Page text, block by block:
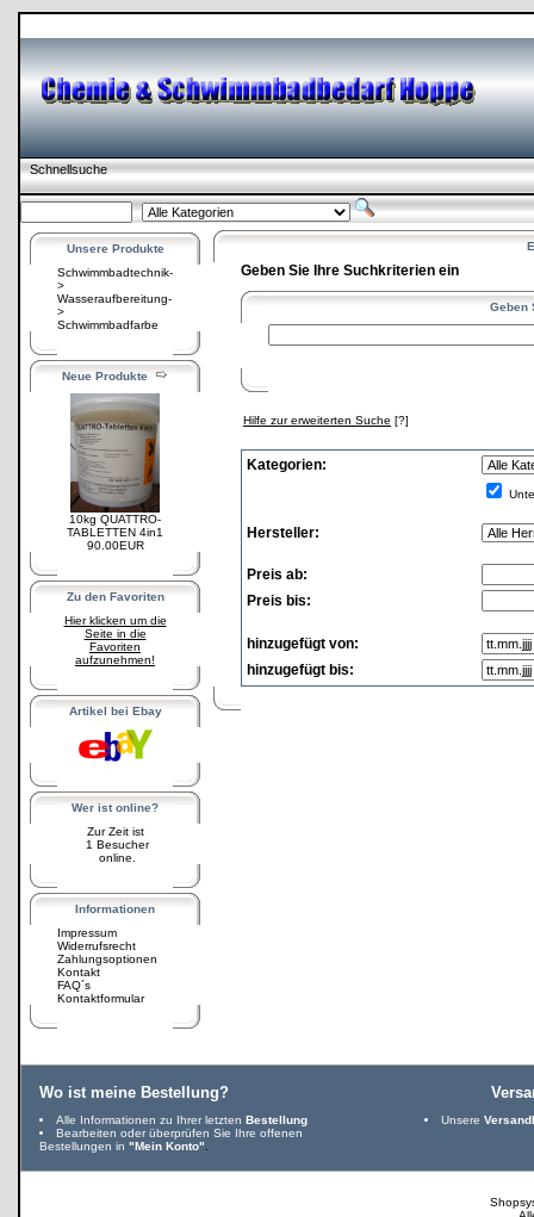
Schnellsuche
Unsere Produkte
Schwimmbadtechnik-
>
Wasseraufbereitung-
>
Schwimmbadfarbe
Neue Produkte
10kg QUATTRO-
TABLETTEN 4in1
90.00EUR
Zu den Favoriten
Hier klicken um die
Seite in die
Favoriten
aufzunehmen!
Artikel bei Ebay
Wer ist online?
Zur Zeit ist
1 Besucher
online.
Informationen
Impressum
Widerrufsrecht
Zahlungsoptionen
Kontakt
FAQ´s
Kontaktformular
Geben Sie Ihre Suchkriterien ein
Geben
Hilfe zur erweiterten Suche [?]
Kategorien:
Hersteller:
Preis ab:
Preis bis:
hinzugefügt von:
hinzugefügt bis:
Wo ist meine Bestellung?
Alle Informationen zu Ihrer letzten Bestellung
Bearbeiten oder überprüfen Sie Ihre offenen
Bestellungen in "Mein Konto"
Unsere